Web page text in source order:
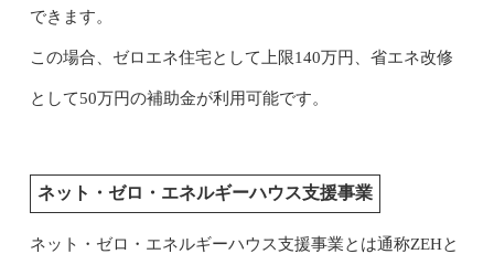
できます。
この場合、ゼロエネ住宅として上限140万円、省エネ改修
として50万円の補助金が利用可能です。
ネット・ゼロ・エネルギーハウス支援事業
ネット・ゼロ・エネルギーハウス支援事業とは通称ZEHと